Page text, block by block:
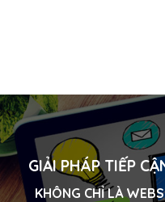
GIẢI PHÁP TIẾP
KHÔNG CHỈ LÀ